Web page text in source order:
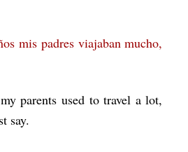
mis padres viajaban mucho,
parents used to travel a lot,
say.